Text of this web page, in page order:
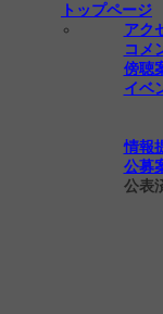
トップページ
アク
コメ
傍聴
イベ
情報
公募
公表